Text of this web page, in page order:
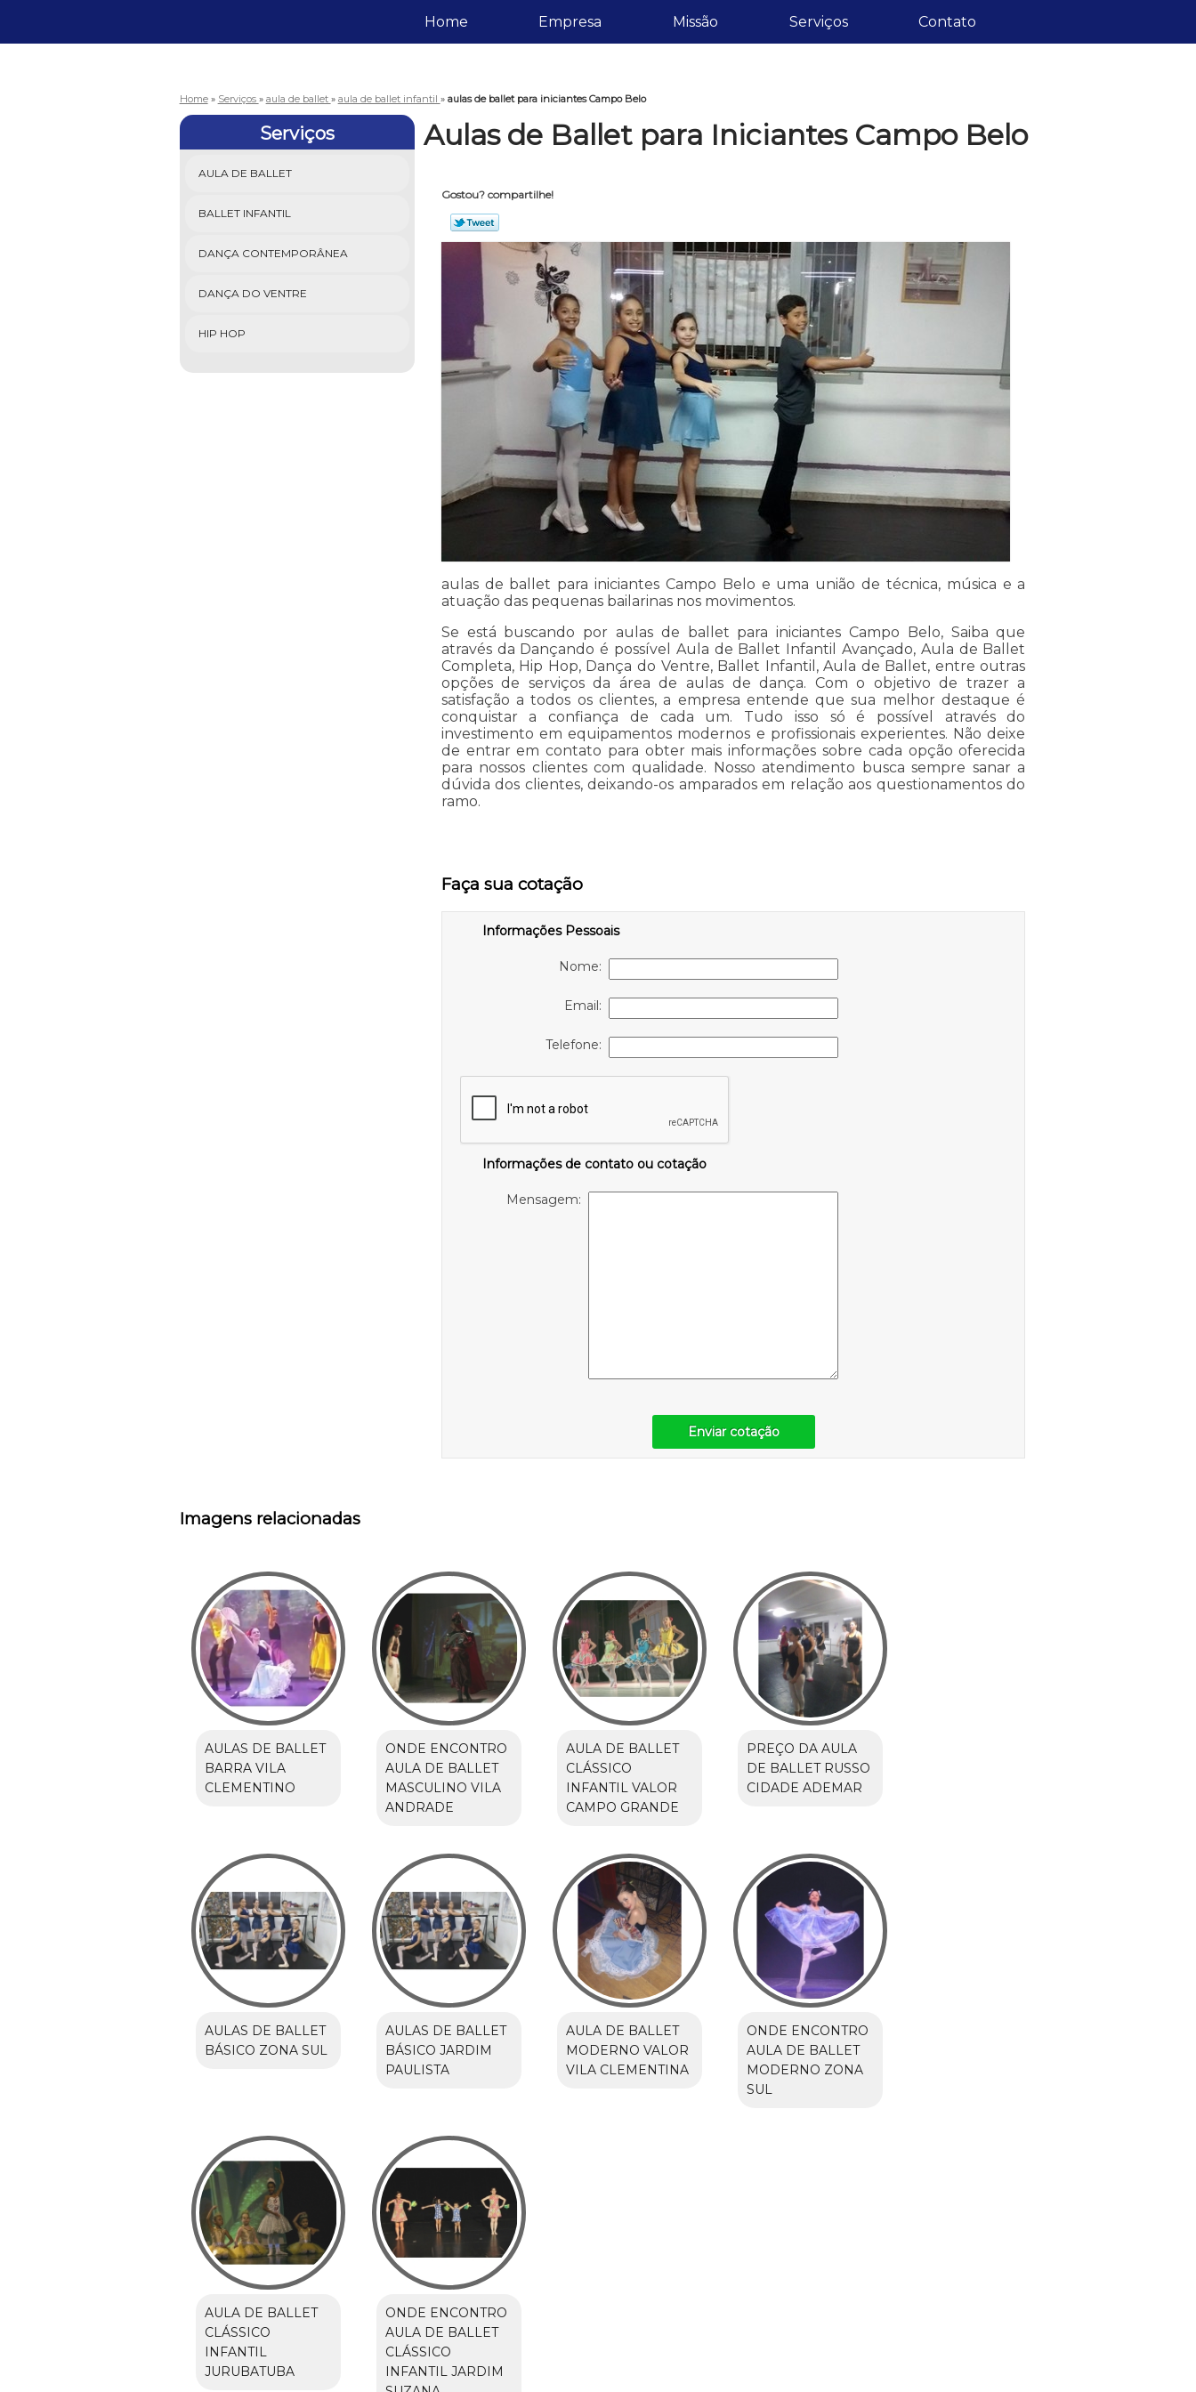
Home Empresa Missão Serviços Contato
Home » Serviços » aula de ballet » aula de ballet infantil » aulas de ballet para iniciantes Campo Belo
Serviços
AULA DE BALLET
BALLET INFANTIL
DANÇA CONTEMPORÂNEA
DANÇA DO VENTRE
HIP HOP
Aulas de Ballet para Iniciantes Campo Belo
Gostou? compartilhe!
aulas de ballet para iniciantes Campo Belo e uma união de técnica, música e a
atuação das pequenas bailarinas nos movimentos.
Se está buscando por aulas de ballet para iniciantes Campo Belo, Saiba que
através da Dançando é possível Aula de Ballet Infantil Avançado, Aula de Ballet
Completa, Hip Hop, Dança do Ventre, Ballet Infantil, Aula de Ballet, entre outras
opções de serviços da área de aulas de dança. Com o objetivo de trazer a
satisfação a todos os clientes, a empresa entende que sua melhor destaque é
conquistar a confiança de cada um. Tudo isso só é possível através do
investimento em equipamentos modernos e profissionais experientes. Não deixe
de entrar em contato para obter mais informações sobre cada opção oferecida
para nossos clientes com qualidade. Nosso atendimento busca sempre sanar a
dúvida dos clientes, deixando-os amparados em relação aos questionamentos do
ramo.
Faça sua cotação
Informações Pessoais
Nome:
Email:
Telefone:
Informações de contato ou cotação
Mensagem:
Enviar cotação
Imagens relacionadas
AULAS DE BALLET
BARRA VILA
CLEMENTINO
ONDE ENCONTRO
AULA DE BALLET
MASCULINO VILA
ANDRADE
AULA DE BALLET
CLÁSSICO
INFANTIL VALOR
CAMPO GRANDE
PREÇO DA AULA
DE BALLET RUSSO
CIDADE ADEMAR
AULAS DE BALLET
BÁSICO ZONA SUL
AULAS DE BALLET
BÁSICO JARDIM
PAULISTA
AULA DE BALLET
MODERNO VALOR
VILA CLEMENTINA
ONDE ENCONTRO
AULA DE BALLET
MODERNO ZONA
SUL
AULA DE BALLET
CLÁSSICO
INFANTIL
JURUBATUBA
ONDE ENCONTRO
AULA DE BALLET
CLÁSSICO
INFANTIL JARDIM